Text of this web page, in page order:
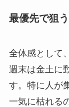
最優先で狙
全体感として
週末は金土に
す。特に人が
一気に枯れる